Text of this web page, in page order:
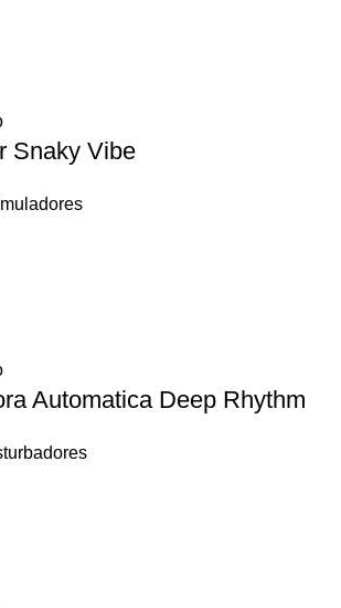
Snaky Vibe
Automatica Deep Rhythm